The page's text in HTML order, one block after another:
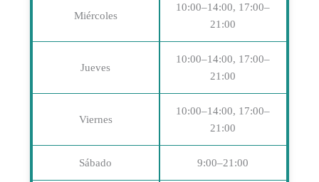
Miércoles
10:00–14:00, 17:00–
21:00
Jueves
10:00–14:00, 17:00–
21:00
Viernes
10:00–14:00, 17:00–
21:00
Sábado 9:00–21:00